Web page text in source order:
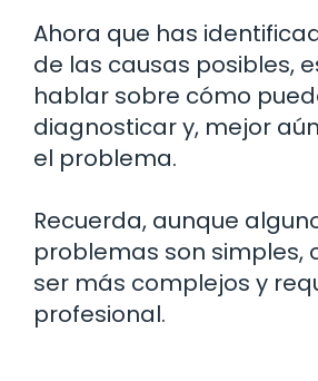
Ahora que has
de las causas posibles,
hablar sobre cómo
diagnosticar y, mejor
el problema.
Recuerda, aunque
problemas son simples,
ser más complejos y
profesional.